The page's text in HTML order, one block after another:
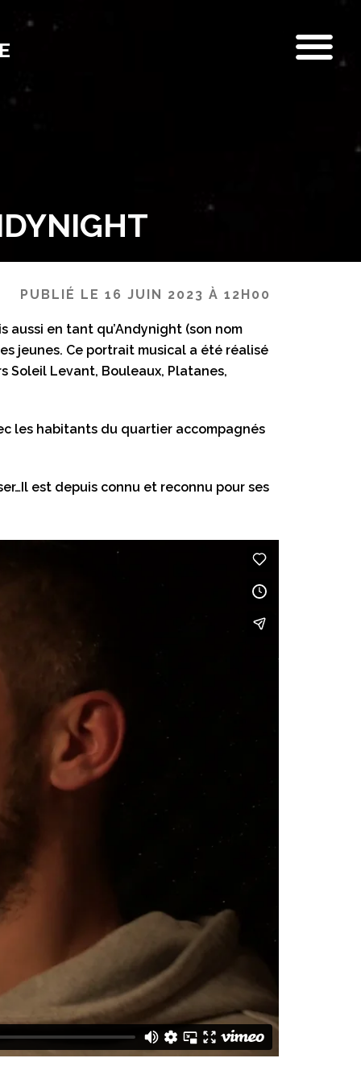
PUBLIÉ LE 16 JUIN 2023 À 12H00
aussi en tant qu’Andynight (son nom
jeunes. Ce portrait musical a été réalisé
Soleil Levant, Bouleaux, Platanes,
les habitants du quartier accompagnés
est depuis connu et reconnu pour ses